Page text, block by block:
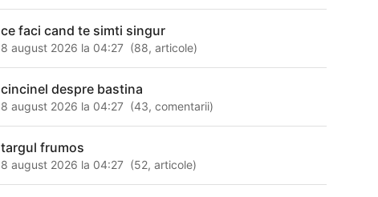
ce faci cand te simti singur
8 august 2026 la 04:27 (88,articole)
cincinel despre bastina
8 august 2026 la 04:27 (43,comentarii)
targul frumos
8 august 2026 la 04:27 (52,articole)